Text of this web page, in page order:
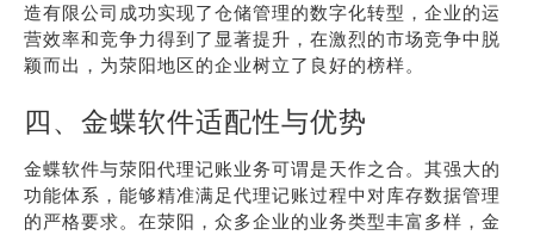
造有限公司成功实现了仓储管理的数字化转型，企业的运
营效率和竞争力得到了显著提升，在激烈的市场竞争中脱
颖而出，为荥阳地区的企业树立了良好的榜样。
四、金蝶软件适配性与优势
金蝶软件与荥阳代理记账业务可谓是天作之合。其强大的
功能体系，能够精准满足代理记账过程中对库存数据管理
的严格要求。在荥阳，众多企业的业务类型丰富多样，金